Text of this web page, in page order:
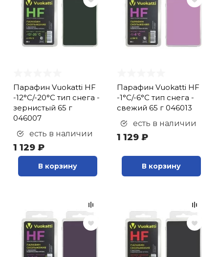
Парафин Vuokatti HF
-12°С/-20°С тип снега -
зернистый 65 г
046007
есть в наличии
1 129 ₽
В корзину
Парафин Vuokatti HF
-1°С/-6°С тип снега -
свежий 65 г 046013
есть в наличии
1 129 ₽
В корзину